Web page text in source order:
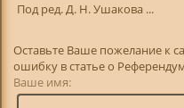
Под ред. Д. Н. Ушакова ...
Оставьте Ваше пожелание к
ошибку в статье о
Ваше имя: